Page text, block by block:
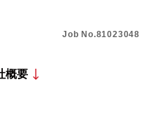
Job No.81023048
概要